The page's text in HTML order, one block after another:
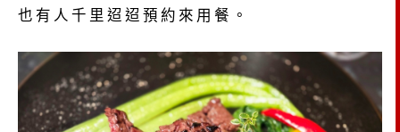
也有人千里迢迢預約來用餐。